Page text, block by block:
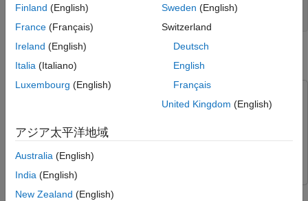
openExample( 'polyspace_code_prover/CScriptDemoExample'
C Function ブロック内のカスタム コードに対する
Polyspace 解析を実行するためのモデルを開く
Polyspace Code Prover
SimulinkSimulink
このモデルでは、Command Strategy
Finland (English)
France (Français)
Ireland (English)
Italia (Italiano)
Luxembourg (English)
Sweden (English)
Switzerland
Deutsch
English
Français
United Kingdom (English)
アジア太平洋地域
Australia (English)
India (English)
New Zealand (English)